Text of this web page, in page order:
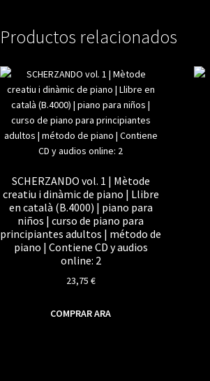
Productos relacionados
SCHERZANDO vol. 1 | Mètode
creatiu i dinàmic de piano | Llibre
en català (B.4000) | piano para
niños | curso de piano para
principiantes adultos | método de
piano | Contiene CD y audios
online: 2
23,75 €
COMPRAR ARA